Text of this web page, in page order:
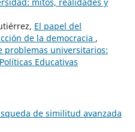
El papel del
de la democracia ,
problemas universitarios:
Educativas
de similitud avanzada